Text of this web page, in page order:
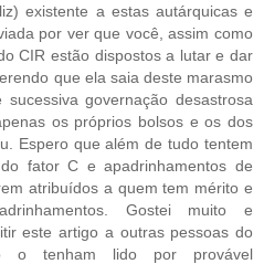
existente a estas autárquicas e
por ver que você, assim como
CIR estão dispostos a lutar e dar
que ela saia deste marasmo
governação desastrosa
os próprios bolsos e os dos
Espero que além de tudo tentem
fator C e apadrinhamentos de
atribuídos a quem tem mérito e
Gostei muito e
este artigo a outras pessoas do
o tenham lido por provável